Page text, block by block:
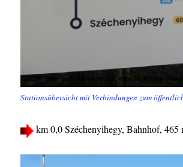
Stationsübersicht mit Verbindungen zum
km 0,0 Széchenyihegy, Bahnhof, 465